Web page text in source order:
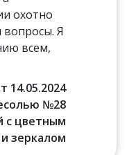
охотно
вопросы. Я
всем,
14.05.2024
№28
с цветным
зеркалом